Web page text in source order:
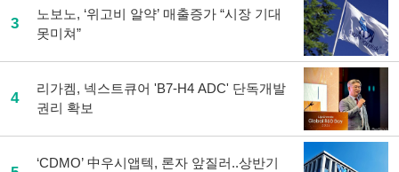
3
노보노, ‘위고비 알약’ 매출증가 “시장 기대
못미쳐”
4
리가켐, 넥스트큐어 'B7-H4 ADC' 단독개발
권리 확보
‘CDMO’ 中우시앱텍, 론자 앞질러..상반기